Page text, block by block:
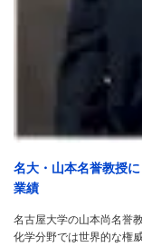
名大・山本名誉教授
業績
名古屋大学の山本尚名誉
化学分野では世界的な権